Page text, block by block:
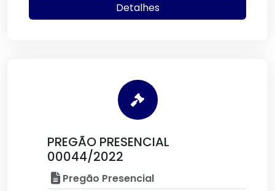
Detalhes
PREGÃO PRESENCIAL
00044/2022
Pregão Presencial